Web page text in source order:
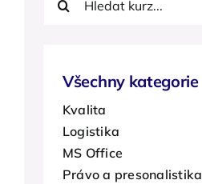
Reference
Všechny kategorie
Kvalita
Logistika
MS Office
Právo a presonalistika